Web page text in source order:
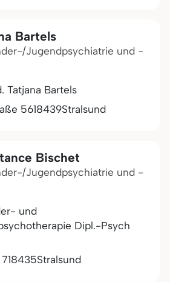
Bartels
Jugendpsychiatrie und -
Tatjana Bartels
5618439Stralsund
Bischet
Jugendpsychiatrie und -
und
Dipl.-Psych
18435Stralsund